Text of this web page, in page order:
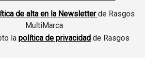
de alta en la Newsletterde Rasgos
MultiMarca
la política de privacidad de Rasgos